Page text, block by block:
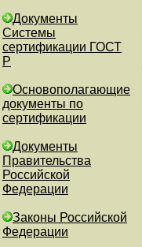
Документы
Системы
сертификации ГОСТ
Р
Основополагающие
документы по
сертификации
Документы
Правительства
Российской
Федерации
Законы Российской
Федерации